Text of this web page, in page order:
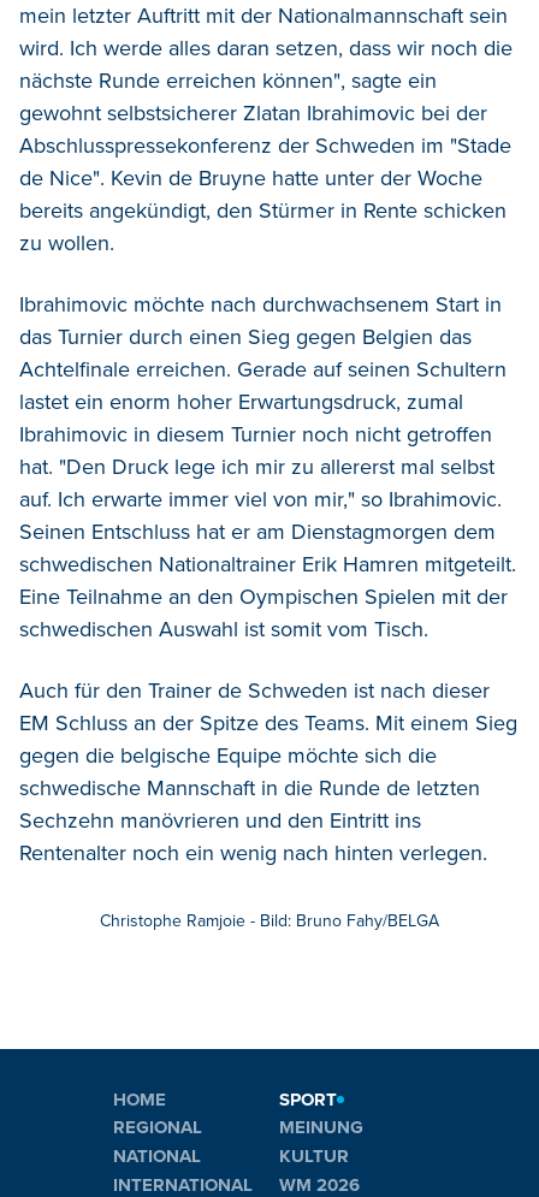
mein letzter Auftritt mit der Nationalmannschaft sein
wird. Ich werde alles daran setzen, dass wir noch die
nächste Runde erreichen können", sagte ein
gewohnt selbstsicherer Zlatan Ibrahimovic bei der
Abschlusspressekonferenz der Schweden im "Stade
de Nice". Kevin de Bruyne hatte unter der Woche
bereits angekündigt, den Stürmer in Rente schicken
zu wollen.
Ibrahimovic möchte nach durchwachsenem Start in
das Turnier durch einen Sieg gegen Belgien das
Achtelfinale erreichen. Gerade auf seinen Schultern
lastet ein enorm hoher Erwartungsdruck, zumal
Ibrahimovic in diesem Turnier noch nicht getroffen
hat. "Den Druck lege ich mir zu allererst mal selbst
auf. Ich erwarte immer viel von mir," so Ibrahimovic.
Seinen Entschluss hat er am Dienstagmorgen dem
schwedischen Nationaltrainer Erik Hamren mitgeteilt.
Eine Teilnahme an den Oympischen Spielen mit der
schwedischen Auswahl ist somit vom Tisch.
Auch für den Trainer de Schweden ist nach dieser
EM Schluss an der Spitze des Teams. Mit einem Sieg
gegen die belgische Equipe möchte sich die
schwedische Mannschaft in die Runde de letzten
Sechzehn manövrieren und den Eintritt ins
Rentenalter noch ein wenig nach hinten verlegen.
Christophe Ramjoie - Bild: Bruno Fahy/BELGA
HOME
REGIONAL
NATIONAL
INTERNATIONAL
SPORT
MEINUNG
KULTUR
WM 2026